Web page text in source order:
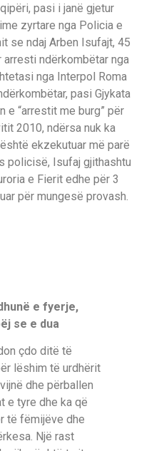
pasi i janë gjetur
zyrtare nga Policia e
se ndaj Arben Isufajt, 45
arresti ndërkombëtar nga
nga Interpol Roma
pasi Gjykata
e “arrestit me burg” për
2010, ndërsa nuk ka
ekzekutuar më parë
policisë, Isufaj gjithashtu
e Fierit edhe për 3
për mungesë provash.
e fyerje,
se e dua
çdo ditë të
lëshim të urdhërit
dhe përballen
e tyre dhe ka që
të fëmijëve dhe
Një rast